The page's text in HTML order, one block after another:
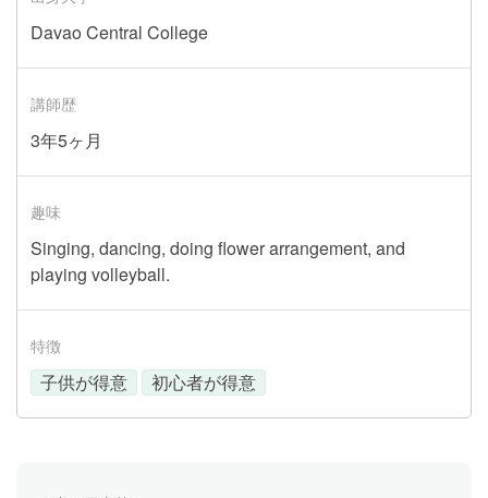
Davao Central College
講師歴
3年5ヶ月
趣味
Singing, dancing, doing flower arrangement, and
playing volleyball.
特徴
子供が得意 初心者が得意